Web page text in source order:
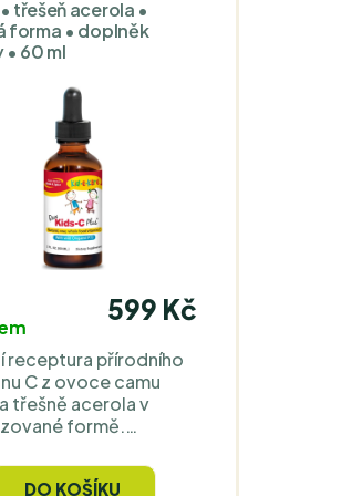
třešeň acerola •
forma • doplněk
60 ml
599 Kč
receptura přírodního
C z ovoce camu
třešně acerola v
formě.
kůry a
DO KOŠÍKU